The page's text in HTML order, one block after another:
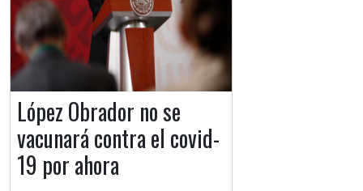
López Obrador no se
vacunará contra el covid-
19 por ahora